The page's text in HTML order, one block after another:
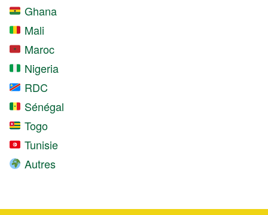
Ghana
Mali
Maroc
Nigeria
RDC
Sénégal
Togo
Tunisie
Autres